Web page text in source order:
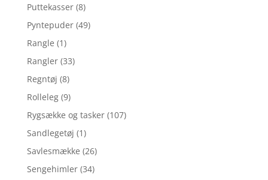
Puttekasser (8)
Pyntepuder (49)
Rangle (1)
Rangler (33)
Regntøj (8)
Rolleleg (9)
Rygsække og tasker (107)
Sandlegetøj (1)
Savlesmække (26)
Sengehimler (34)